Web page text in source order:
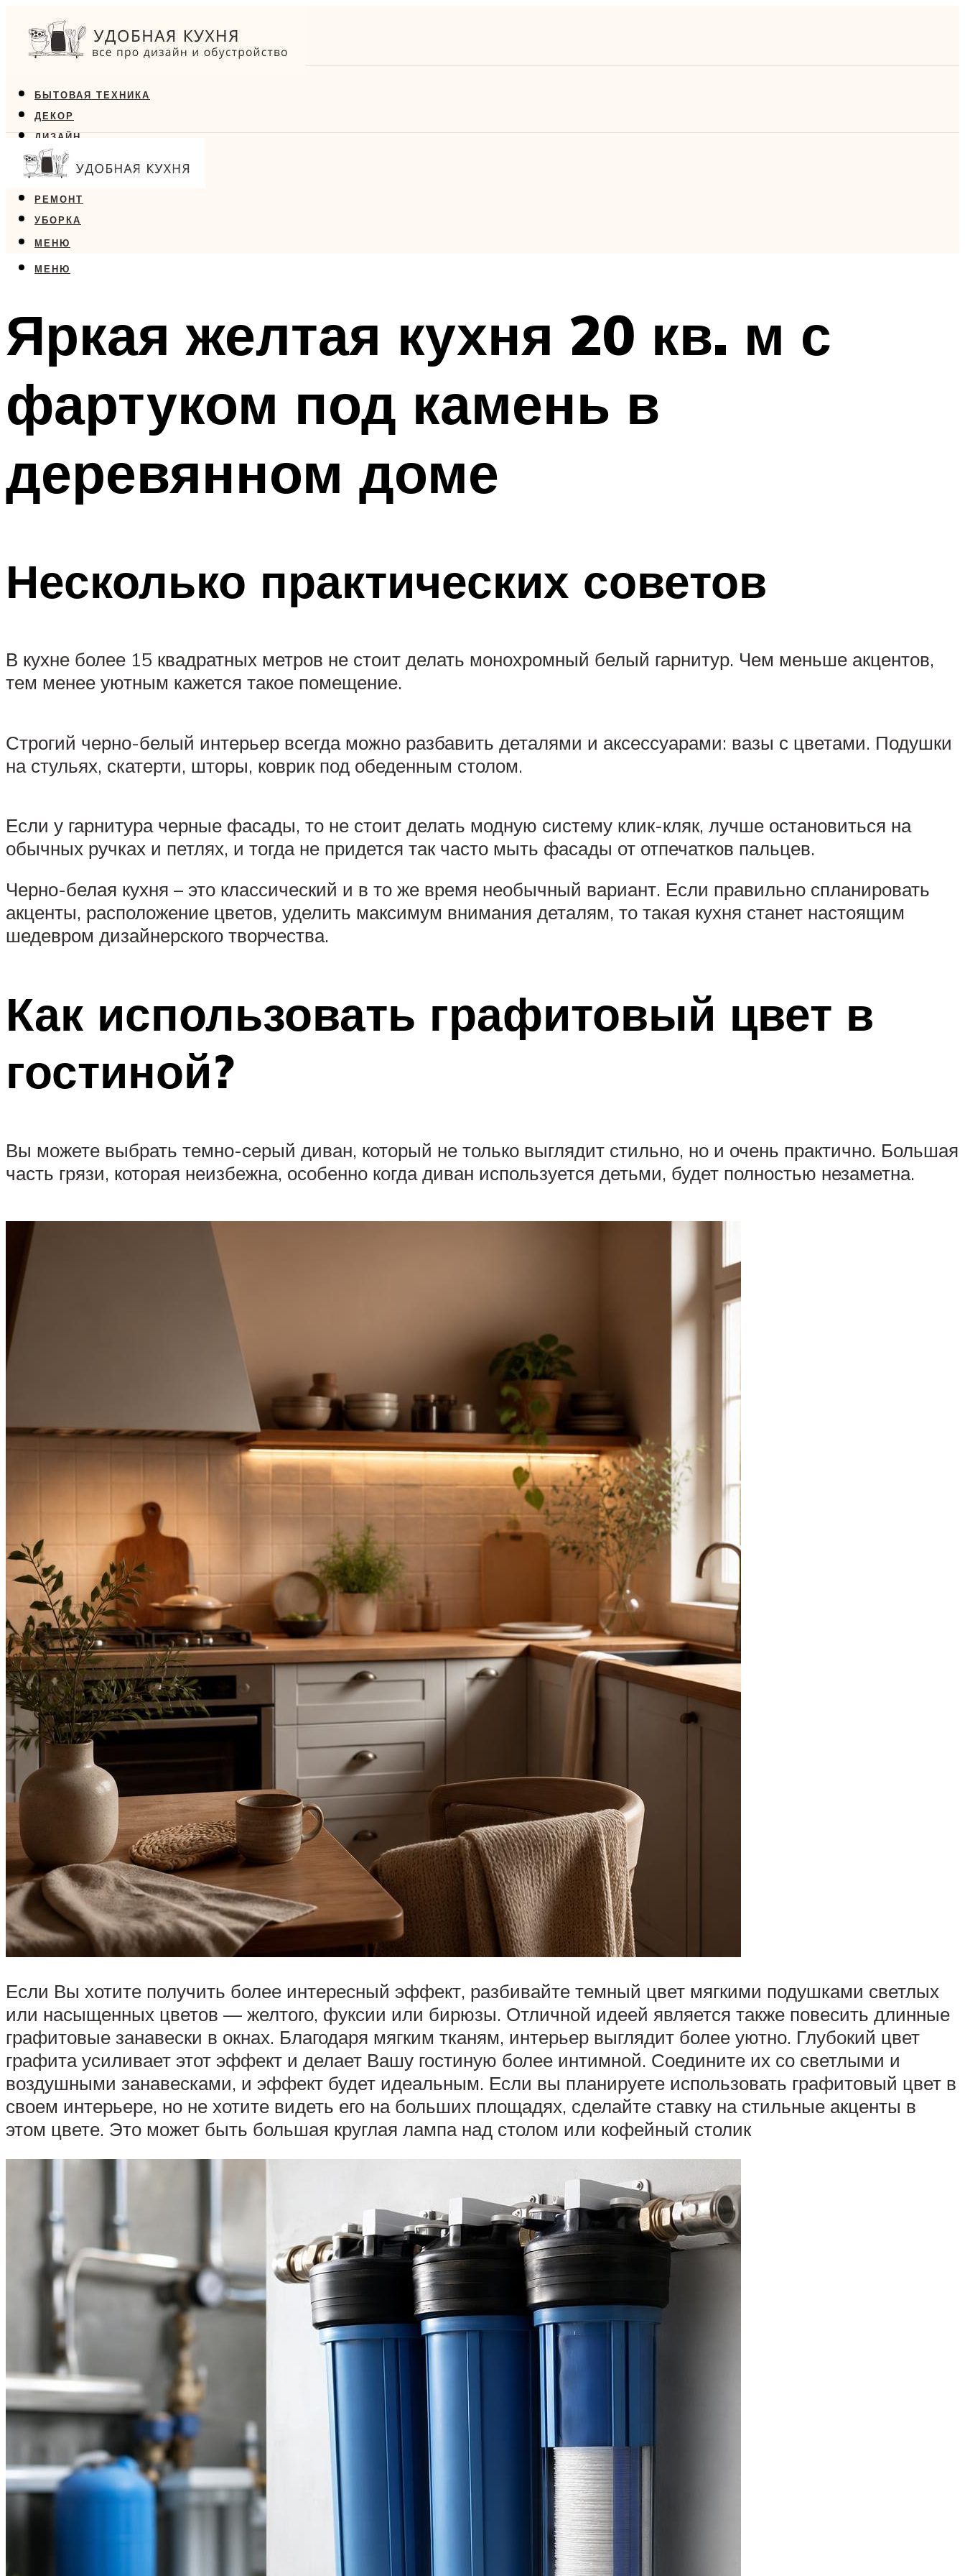
БЫТОВАЯ ТЕХНИКА
ДЕКОР
ДИЗАЙН
ЕДА
МЕБЕЛЬ
РЕМОНТ
УБОРКА
МЕНЮ
МЕНЮ
Яркая желтая кухня 20 кв. м с
фартуком под камень в
деревянном доме
Несколько практических советов
В кухне более 15 квадратных метров не стоит делать монохромный белый гарнитур. Чем меньше акцентов,
тем менее уютным кажется такое помещение.
Строгий черно-белый интерьер всегда можно разбавить деталями и аксессуарами: вазы с цветами. Подушки
на стульях, скатерти, шторы, коврик под обеденным столом.
Если у гарнитура черные фасады, то не стоит делать модную систему клик-кляк, лучше остановиться на
обычных ручках и петлях, и тогда не придется так часто мыть фасады от отпечатков пальцев.
Черно-белая кухня – это классический и в то же время необычный вариант. Если правильно спланировать
акценты, расположение цветов, уделить максимум внимания деталям, то такая кухня станет настоящим
шедевром дизайнерского творчества.
Как использовать графитовый цвет в
гостиной?
Вы можете выбрать темно-серый диван, который не только выглядит стильно, но и очень практично. Большая
часть грязи, которая неизбежна, особенно когда диван используется детьми, будет полностью незаметна.
Если Вы хотите получить более интересный эффект, разбивайте темный цвет мягкими подушками светлых
или насыщенных цветов — желтого, фуксии или бирюзы. Отличной идеей является также повесить длинные
графитовые занавески в окнах. Благодаря мягким тканям, интерьер выглядит более уютно. Глубокий цвет
графита усиливает этот эффект и делает Вашу гостиную более интимной. Соедините их со светлыми и
воздушными занавесками, и эффект будет идеальным. Если вы планируете использовать графитовый цвет в
своем интерьере, но не хотите видеть его на больших площадях, сделайте ставку на стильные акценты в
этом цвете. Это может быть большая круглая лампа над столом или кофейный столик